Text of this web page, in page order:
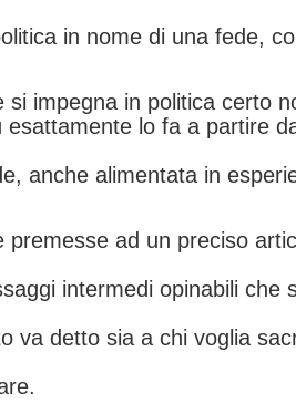
in nome di una fede,
si impegna in politica certo
esattamente lo fa a partire
anche alimentata in
premesse ad un preciso
intermedi opinabili che
va detto sia a chi voglia